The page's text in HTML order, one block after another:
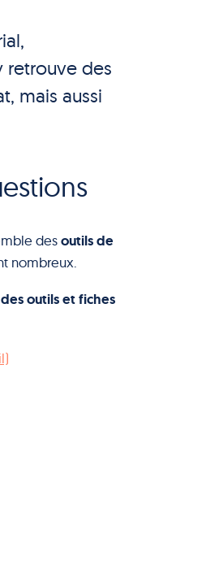
retrouve des
mais aussi
desoutils de
nombreux.
outils et fiches